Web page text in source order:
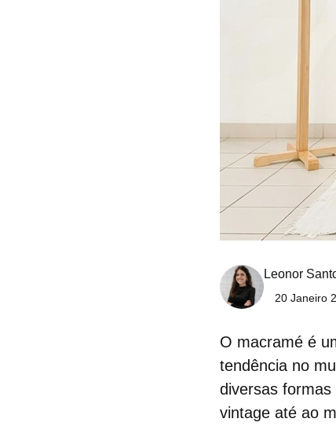
Leonor
20 Janeiro
O macramé é
tendência no
diversas
vintage até ao